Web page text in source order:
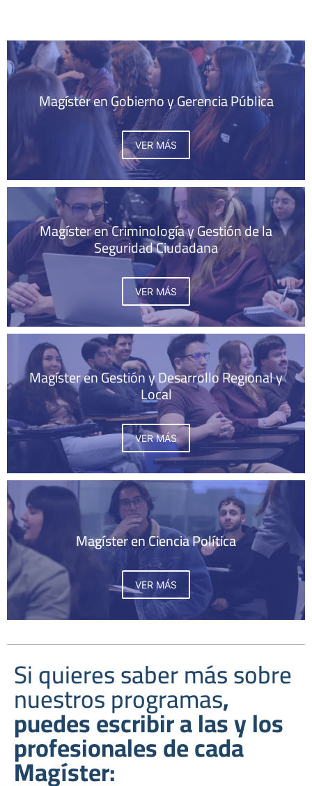
Magíster en Gobierno y Gerencia Pública
VER MÁS
Magíster en Criminología y Gestión de la
Seguridad Ciudadana
VER MÁS
Magíster en Gestión y Desarrollo Regional y
Local
VER MÁS
Magíster en Ciencia Política
VER MÁS
Si quieres saber más sobre
nuestros programas,
puedes escribir a las y los
profesionales de cada
Magíster: